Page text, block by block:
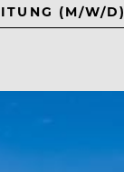
(M/W/D)